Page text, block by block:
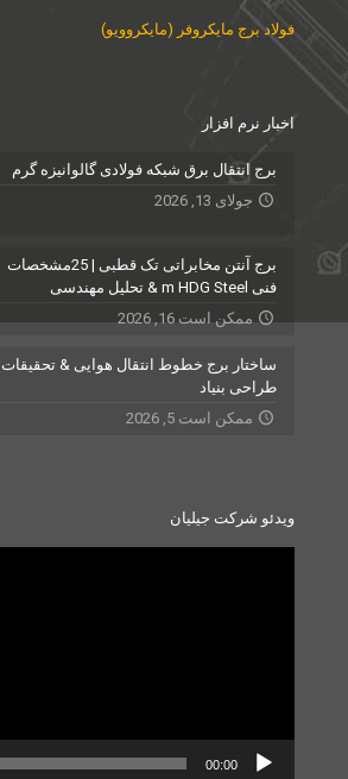
فولاد برج مایکروفر (مایکروویو)
اخبار نرم افزار
برج انتقال برق شبکه فولادی گالوانیزه گرم
جولای 13, 2026
برج آنتن مخابراتی تک قطبی | 25مشخصات
فنی m HDG Steel & تحلیل مهندسی
ممکن است 16, 2026
ساختار برج خطوط انتقال هوایی & تحقیقات
طراحی بنیاد
ممکن است 5, 2026
ویدئو شرکت جیلیان
00:00